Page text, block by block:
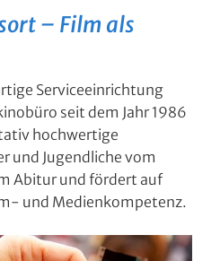
– Film als
Serviceeinrichtung
seit dem Jahr 1986
hochwertige
und Jugendliche vom
Abitur und fördert auf
und Medienkompetenz.